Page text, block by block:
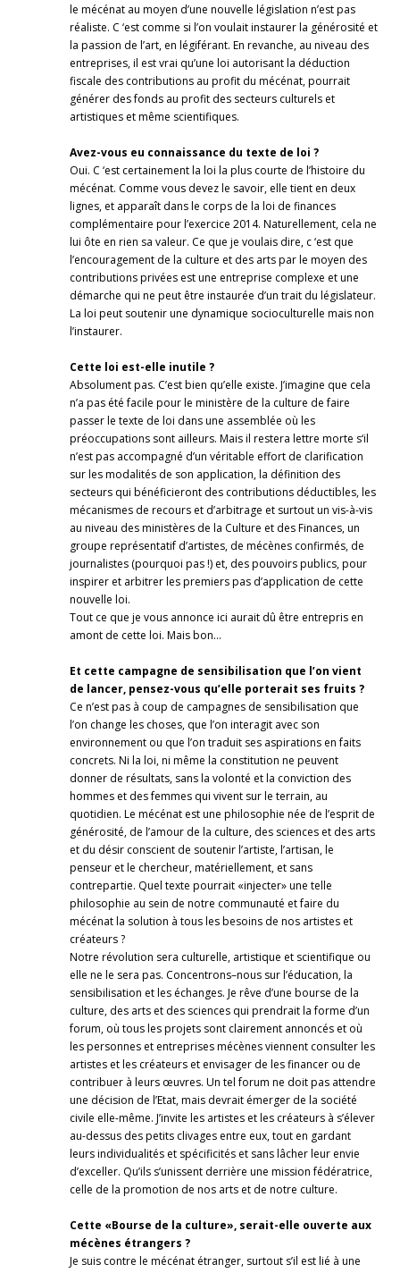
le mécénat au moyen d’une nouvelle législation n’est pas
réaliste. C ‘est comme si l’on voulait instaurer la générosité et
la passion de l’art, en légiférant. En revanche, au niveau des
entreprises, il est vrai qu’une loi autorisant la déduction
fiscale des contributions au profit du mécénat, pourrait
générer des fonds au profit des secteurs culturels et
artistiques et même scientifiques.
Avez-vous eu connaissance du texte de loi ?
Oui. C ‘est certainement la loi la plus courte de l’histoire du
mécénat. Comme vous devez le savoir, elle tient en deux
lignes, et apparaît dans le corps de la loi de finances
complémentaire pour l’exercice 2014. Naturellement, cela ne
lui ôte en rien sa valeur. Ce que je voulais dire, c ‘est que
l’encouragement de la culture et des arts par le moyen des
contributions privées est une entreprise complexe et une
démarche qui ne peut être instaurée d’un trait du législateur.
La loi peut soutenir une dynamique socioculturelle mais non
l’instaurer.
Cette loi est-elle inutile ?
Absolument pas. C’est bien qu’elle existe. J’imagine que cela
n’a pas été facile pour le ministère de la culture de faire
passer le texte de loi dans une assemblée où les
préoccupations sont ailleurs. Mais il restera lettre morte s‘il
n’est pas accompagné d’un véritable effort de clarification
sur les modalités de son application, la définition des
secteurs qui bénéficieront des contributions déductibles, les
mécanismes de recours et d’arbitrage et surtout un vis-à-vis
au niveau des ministères de la Culture et des Finances, un
groupe représentatif d’artistes, de mécènes confirmés, de
journalistes (pourquoi pas !) et, des pouvoirs publics, pour
inspirer et arbitrer les premiers pas d’application de cette
nouvelle loi.
Tout ce que je vous annonce ici aurait dû être entrepris en
amont de cette loi. Mais bon…
Et cette campagne de sensibilisation que l’on vient
de lancer, pensez-vous qu’elle porterait ses fruits ?
Ce n’est pas à coup de campagnes de sensibilisation que
l’on change les choses, que l’on interagit avec son
environnement ou que l’on traduit ses aspirations en faits
concrets. Ni la loi, ni même la constitution ne peuvent
donner de résultats, sans la volonté et la conviction des
hommes et des femmes qui vivent sur le terrain, au
quotidien. Le mécénat est une philosophie née de l’esprit de
générosité, de l’amour de la culture, des sciences et des arts
et du désir conscient de soutenir l’artiste, l’artisan, le
penseur et le chercheur, matériellement, et sans
contrepartie. Quel texte pourrait «injecter» une telle
philosophie au sein de notre communauté et faire du
mécénat la solution à tous les besoins de nos artistes et
créateurs ?
Notre révolution sera culturelle, artistique et scientifique ou
elle ne le sera pas. Concentrons–nous sur l’éducation, la
sensibilisation et les échanges. Je rêve d’une bourse de la
culture, des arts et des sciences qui prendrait la forme d’un
forum, où tous les projets sont clairement annoncés et où
les personnes et entreprises mécènes viennent consulter les
artistes et les créateurs et envisager de les financer ou de
contribuer à leurs œuvres. Un tel forum ne doit pas attendre
une décision de l’Etat, mais devrait émerger de la société
civile elle-même. J’invite les artistes et les créateurs à s’élever
au-dessus des petits clivages entre eux, tout en gardant
leurs individualités et spécificités et sans lâcher leur envie
d’exceller. Qu’ils s’unissent derrière une mission fédératrice,
celle de la promotion de nos arts et de notre culture.
Cette «Bourse de la culture», serait-elle ouverte aux
mécènes étrangers ?
Je suis contre le mécénat étranger, surtout s’il est lié à une